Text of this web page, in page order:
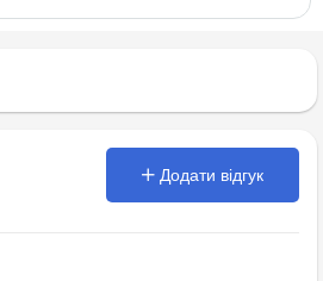
Додати відгук